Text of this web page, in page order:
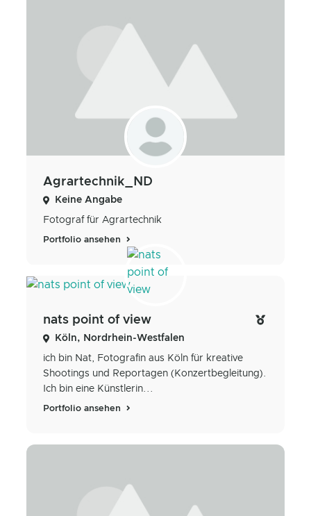
Agrartechnik_ND
Keine Angabe
Fotograf für Agrartechnik
Portfolio ansehen
nats point of view
Köln, Nordrhein-Westfalen
ich bin Nat, Fotografin aus Köln für kreative
Shootings und Reportagen (Konzertbegleitung).
Ich bin eine Künstlerin...
Portfolio ansehen